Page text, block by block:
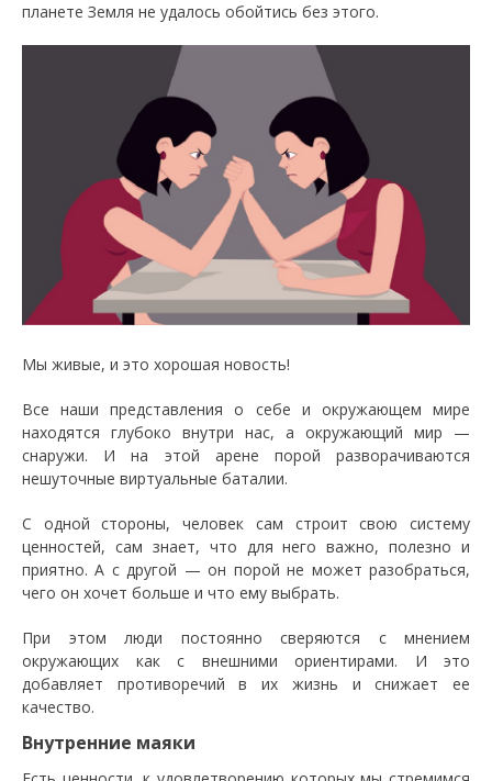
планете Земля не удалось обойтись без этого.
Мы живые, и это хорошая новость!
Все наши представления о себе и окружающем мире
находятся глубоко внутри нас, а окружающий мир —
снаружи. И на этой арене порой разворачиваются
нешуточные виртуальные баталии.
С одной стороны, человек сам строит свою систему
ценностей, сам знает, что для него важно, полезно и
приятно. А с другой — он порой не может разобраться,
чего он хочет больше и что ему выбрать.
При этом люди постоянно сверяются с мнением
окружающих как с внешними ориентирами. И это
добавляет противоречий в их жизнь и снижает ее
качество.
Внутренние маяки